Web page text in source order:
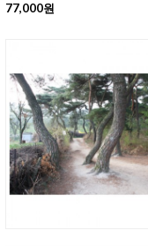
77,000원